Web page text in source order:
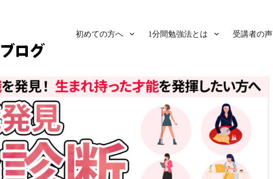
初めての方へ 1分間勉強法とは 受講者の声